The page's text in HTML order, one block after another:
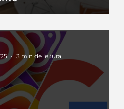
3 min de leitura